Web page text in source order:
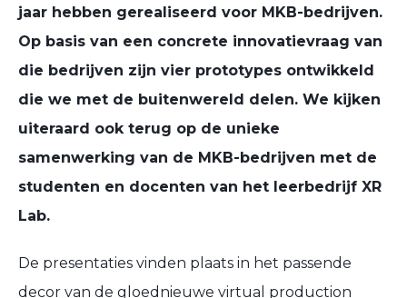
jaar hebben gerealiseerd voor MKB-bedrijven.
Op basis van een concrete innovatievraag van
die bedrijven zijn vier prototypes ontwikkeld
die we met de buitenwereld delen. We kijken
uiteraard ook terug op de unieke
samenwerking van de MKB-bedrijven met de
studenten en docenten van het leerbedrijf XR
Lab.
De presentaties vinden plaats in het passende
decor van de gloednieuwe virtual production